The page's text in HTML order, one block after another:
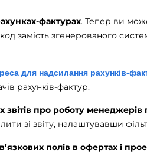
фактурах. Тепер ви
замість згенерованого
для надсилання рахунків-
рахунків-фактур.
про роботу менеджерів
зі звіту, налаштувавши
полів в офертах і